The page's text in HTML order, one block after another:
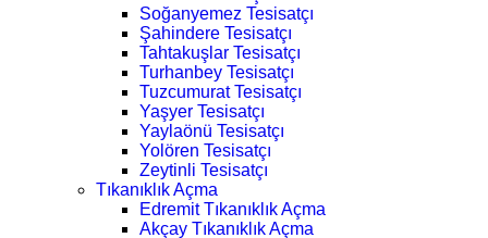
Soğanyemez Tesisatçı
Şahindere Tesisatçı
Tahtakuşlar Tesisatçı
Turhanbey Tesisatçı
Tuzcumurat Tesisatçı
Yaşyer Tesisatçı
Yaylaönü Tesisatçı
Yolören Tesisatçı
Zeytinli Tesisatçı
Tıkanıklık Açma
Edremit Tıkanıklık Açma
Akçay Tıkanıklık Açma